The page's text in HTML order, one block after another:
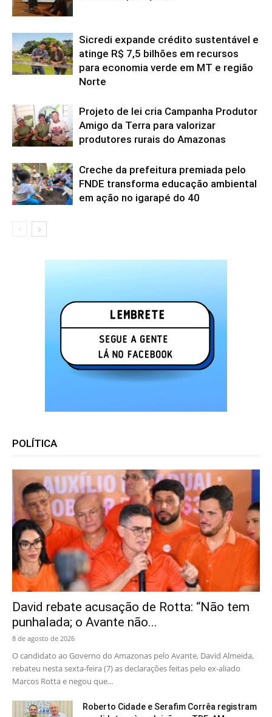
Sicredi expande crédito sustentável e
atinge R$ 7,5 bilhões em recursos
para economia verde em MT e região
Norte
Projeto de lei cria Campanha Produtor
Amigo da Terra para valorizar
produtores rurais do Amazonas
Creche da prefeitura premiada pelo
FNDE transforma educação ambiental
em ação no igarapé do 40
POLÍTICA
David rebate acusação de Rotta: “Não tem
punhalada; o Avante não...
8 de agosto de 2026
O candidato ao Governo do Amazonas pelo Avante, David Almeida,
rebateu nesta sexta-feira (7) as declarações feitas pelo ex-aliado
Marcos Rotta e negou que...
Roberto Cidade e Serafim Corrêa registram